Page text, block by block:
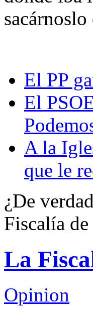
El PP
El
A la
que le
¿De
Fiscalía
La
Opinion